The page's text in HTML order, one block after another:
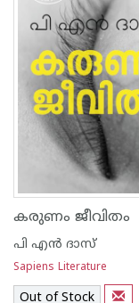
കരുണം ജീവിതം
പി എ‌ന്‍ ദാസ്
Sapiens Literature
Out of Stock